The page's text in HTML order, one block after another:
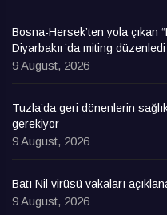
Bosna-Hersek’ten yola çıkan
Diyarbakır’da miting düzenledi
9 August, 2026
Tuzla’da geri dönenlerin
gerekiyor
9 August, 2026
Batı Nil virüsü vakaları
9 August, 2026